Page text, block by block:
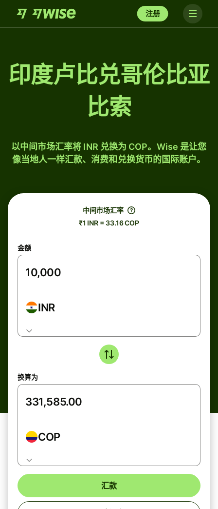
注册
印度卢比兑哥伦比亚
比索
以中间市场汇率将 INR 兑换为 COP。Wise 是让您
像当地人一样汇款、消费和兑换货币的国际账户。
中间市场汇率
₹1 INR = 33.16 COP
金额
INR
换算为
COP
汇款